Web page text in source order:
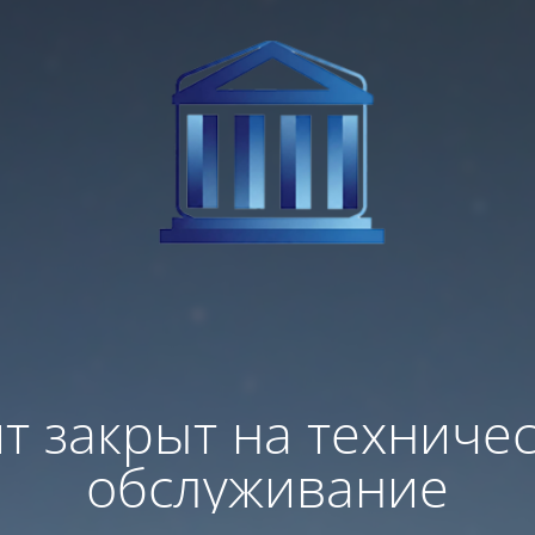
закрыт на
обслуживание